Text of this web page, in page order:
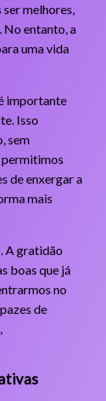
ser melhores,
No entanto, a
uma vida
importante
Isso
sem
permitimos
de enxergar a
mais
A gratidão
boas que já
no
de